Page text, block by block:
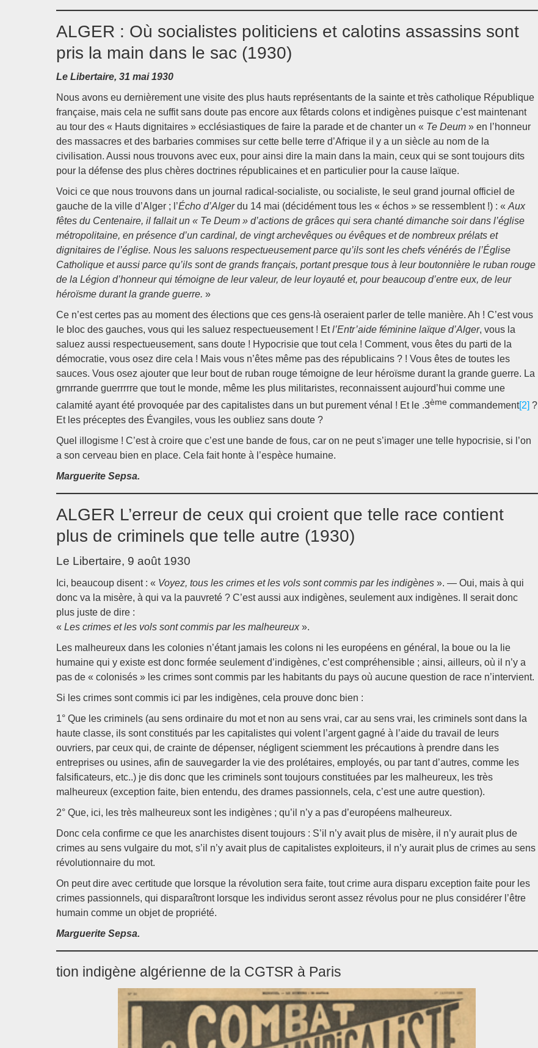
ALGER : Où socialistes politiciens et calotins assassins sont
pris la main dans le sac (1930)
Le Libertaire, 31 mai 1930
Nous avons eu dernièrement une visite des plus hauts représentants de la sainte et très catholique République
française, mais cela ne suffit sans doute pas encore aux fêtards colons et indigènes puisque c’est maintenant
au tour des « Hauts dignitaires » ecclésiastiques de faire la parade et de chanter un « Te Deum » en l’honneur
des massacres et des barbaries commises sur cette belle terre d’Afrique il y a un siècle au nom de la
civilisation. Aussi nous trouvons avec eux, pour ainsi dire la main dans la main, ceux qui se sont toujours dits
pour la défense des plus chères doctrines républicaines et en particulier pour la cause laïque.
Voici ce que nous trouvons dans un journal radical-socialiste, ou socialiste, le seul grand journal officiel de
gauche de la ville d’Alger ; l’Écho d’Algerdu 14 mai (décidément tous les « échos » se ressemblent !) : « Aux
fêtes du Centenaire, il fallait un « Te Deum » d’actions de grâces qui sera chanté dimanche soir dans l’église
métropolitaine, en présence d’un cardinal, de vingt archevêques ou évêques et de nombreux prélats et
dignitaires de l’église. Nous les saluons respectueusement parce qu’ils sont les chefs vénérés de l’Église
Catholique et aussi parce qu’ils sont de grands français, portant presque tous à leur boutonnière le ruban rouge
de la Légion d’honneur qui témoigne de leur valeur, de leur loyauté et, pour beaucoup d’entre eux, de leur
héroïsme durant la grande guerre. »
Ce n’est certes pas au moment des élections que ces gens-là oseraient parler de telle manière. Ah ! C’est vous
le bloc des gauches, vous qui les saluez respectueusement ! Etl’Entr’aide féminine laïque d’Alger, vous la
saluez aussi respectueusement, sans doute ! Hypocrisie que tout cela ! Comment, vous êtes du parti de la
démocratie, vous osez dire cela ! Mais vous n’êtes même pas des républicains ? ! Vous êtes de toutes les
sauces. Vous osez ajouter que leur bout de ruban rouge témoigne de leur héroïsme durant la grande guerre. La
grnrrande guerrrrre que tout le monde, même les plus militaristes, reconnaissent aujourd’hui comme une
calamité ayant été provoquée par des capitalistes dans un but purement vénal ! Et le .3ème commandement[2] ?
Et les préceptes des Évangiles, vous les oubliez sans doute ?
Quel illogisme ! C’est à croire que c’est une bande de fous, car on ne peut s’imager une telle hypocrisie, si l’on
a son cerveau bien en place. Cela fait honte à l’espèce humaine.
Marguerite Sepsa.
ALGER L’erreur de ceux qui croient que telle race contient
plus de criminels que telle autre (1930)
Le Libertaire, 9 août 1930
Ici, beaucoup disent : « Voyez, tous les crimes et les vols sont commis par les indigènes ». — Oui, mais à qui
donc va la misère, à qui va la pauvreté ? C’est aussi aux indigènes, seulement aux indigènes. Il serait donc
plus juste de dire :
« Les crimes et les vols sont commis par les malheureux».
Les malheureux dans les colonies n’étant jamais les colons ni les européens en général, la boue ou la lie
humaine qui y existe est donc formée seulement d’indigènes, c’est compréhensible ; ainsi, ailleurs, où il n’y a
pas de « colonisés » les crimes sont commis par les habitants du pays où aucune question de race n’intervient.
Si les crimes sont commis ici par les indigènes, cela prouve donc bien :
1° Que les criminels (au sens ordinaire du mot et non au sens vrai, car au sens vrai, les criminels sont dans la
haute classe, ils sont constitués par les capitalistes qui volent l’argent gagné à l’aide du travail de leurs
ouvriers, par ceux qui, de crainte de dépenser, négligent sciemment les précautions à prendre dans les
entreprises ou usines, afin de sauvegarder la vie des prolétaires, employés, ou par tant d’autres, comme les
falsificateurs, etc..) je dis donc que les criminels sont toujours constituées par les malheureux, les très
malheureux (exception faite, bien entendu, des drames passionnels, cela, c’est une autre question).
2° Que, ici, les très malheureux sont les indigènes ; qu’il n’y a pas d’européens malheureux.
Donc cela confirme ce que les anarchistes disent toujours : S’il n’y avait plus de misère, il n’y aurait plus de
crimes au sens vulgaire du mot, s’il n’y avait plus de capitalistes exploiteurs, il n’y aurait plus de crimes au sens
révolutionnaire du mot.
On peut dire avec certitude que lorsque la révolution sera faite, tout crime aura disparu exception faite pour les
crimes passionnels, qui disparaîtront lorsque les individus seront assez révolus pour ne plus considérer l’être
humain comme un objet de propriété.
Marguerite Sepsa.
tion indigène algérienne de la CGTSR à Paris